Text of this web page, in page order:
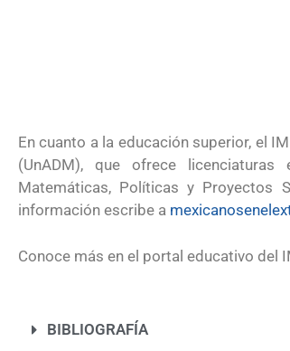
En cuanto a la educación superior, el
(UnADM), que ofrece licenciaturas
Matemáticas, Políticas y Proyectos
información escribe a
Conoce más en el portal educativo del
BIBLIOGRAFÍA
UNAM San Antonio
para la ciudadanía
2026